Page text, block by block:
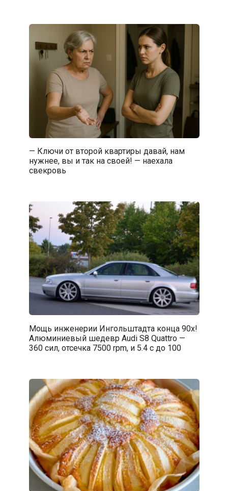
— Ключи от второй квартиры давай, нам
нужнее, вы и так на своей! — наехала
свекровь
Мощь инженерии Ингольштадта конца 90х!
Алюминиевый шедевр Audi S8 Quattro —
360 сил, отсечка 7500 rpm, и 5.4 с до 100